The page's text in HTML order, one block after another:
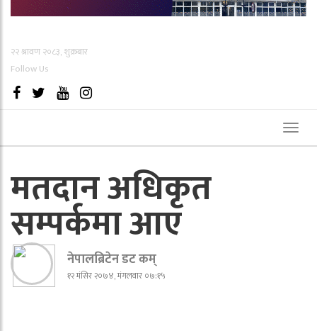
२२ श्रावण २०८३, शुक्रबार
Follow Us
मतदान अधिकृत
सम्पर्कमा आए
नेपालब्रिटेन डट कम्
१२ मंसिर २०७४, मंगलवार ०७:१५